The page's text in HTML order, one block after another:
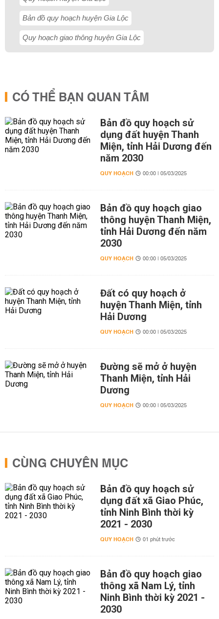
Bản đồ quy hoạch huyện Gia Lộc
Quy hoạch giao thông huyện Gia Lộc
CÓ THỂ BẠN QUAN TÂM
Bản đồ quy hoạch sử
dụng đất huyện Thanh
Miện, tỉnh Hải Dương đến
năm 2030
QUY HOẠCH 00:00 | 05/03/2025
Bản đồ quy hoạch giao
thông huyện Thanh Miện,
tỉnh Hải Dương đến năm
2030
QUY HOẠCH 00:00 | 05/03/2025
Đất có quy hoạch ở
huyện Thanh Miện, tỉnh
Hải Dương
QUY HOẠCH 00:00 | 05/03/2025
Đường sẽ mở ở huyện
Thanh Miện, tỉnh Hải
Dương
QUY HOẠCH 00:00 | 05/03/2025
CÙNG CHUYÊN MỤC
Bản đồ quy hoạch sử
dụng đất xã Giao Phúc,
tỉnh Ninh Bình thời kỳ
2021 - 2030
QUY HOẠCH 01 phút trước
Bản đồ quy hoạch giao
thông xã Nam Lý, tỉnh
Ninh Bình thời kỳ 2021 -
2030